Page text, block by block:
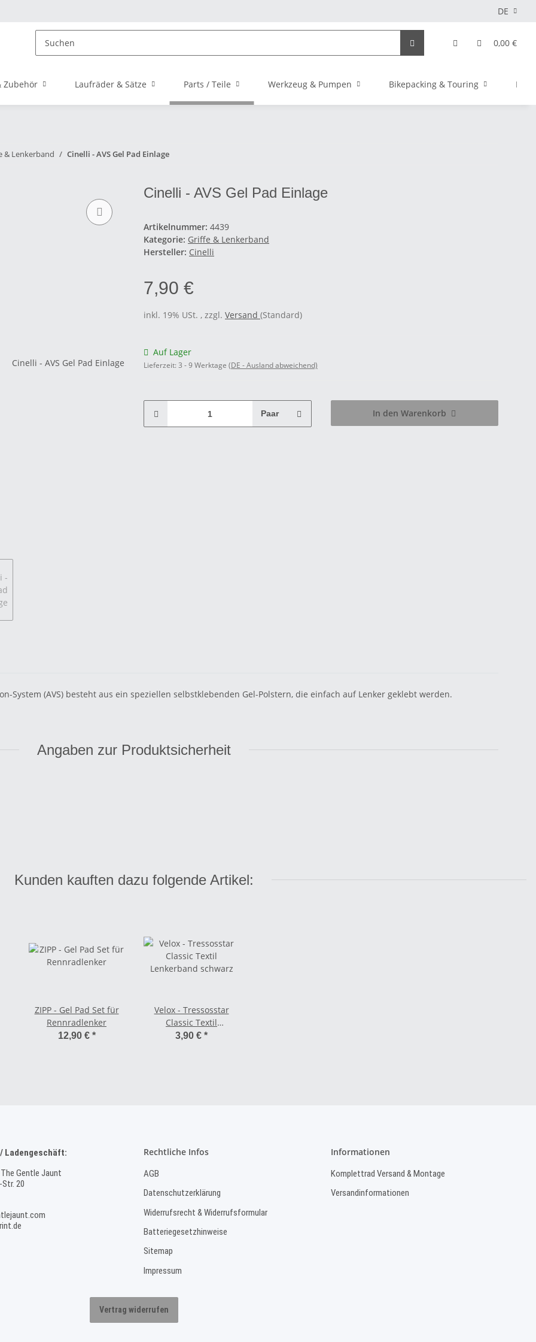
DE
0,00 €
Zubehör Laufräder & Sätze Parts / Teile Werkzeug & Pumpen Bikepacking & Touring
& Lenkerband Cinelli - AVS Gel Pad Einlage
Cinelli - AVS Gel Pad Einlage
Artikelnummer: 4439
Kategorie: Griffe & Lenkerband
Hersteller: Cinelli
7,90 €
inkl. 19% USt. , zzgl. Versand (Standard)
Auf Lager
Lieferzeit: 3 - 9 Werktage (DE - Ausland abweichend)
Paar In den Warenkorb
System (AVS) besteht aus ein speziellen selbstklebenden Gel-Polstern, die einfach auf Lenker geklebt werden.
Angaben zur Produktsicherheit
Kunden kauften dazu folgende Artikel:
ZIPP - Gel Pad Set für
Rennradlenker
12,90 € *
Velox - Tressosstar
Classic Textil
Lenkerband schwarz
3,90 € *
Ladengeschäft:
Gentle Jaunt
20
Rechtliche Infos
AGB
Datenschutzerklärung
Widerrufsrecht & Widerrufsformular
Batteriegesetzhinweise
Sitemap
Impressum
Informationen
Komplettrad Versand & Montage
Versandinformationen
Vertrag widerrufen